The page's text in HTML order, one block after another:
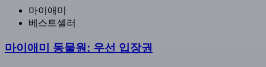
마이애미
베스트셀러
마이애미 동물원: 우선 입장권